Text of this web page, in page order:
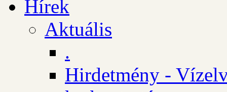
Hírek
Aktuális
.
Hirdetmény -